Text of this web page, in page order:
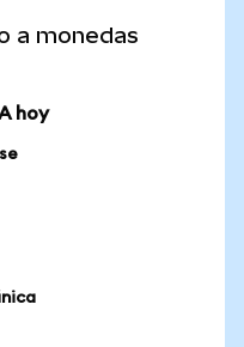
a monedas
hoy